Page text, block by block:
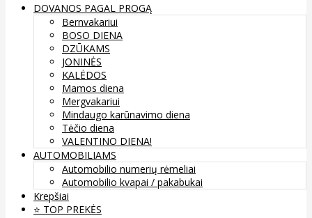
DOVANOS PAGAL PROGĄ
Bernvakariui
BOSO DIENA
DZŪKAMS
JONINĖS
KALĖDOS
Mamos diena
Mergvakariui
Mindaugo karūnavimo diena
Tėčio diena
VALENTINO DIENA!
AUTOMOBILIAMS
Automobilio numerių rėmeliai
Automobilio kvapai / pakabukai
Krepšiai
⭐️ TOP PREKĖS